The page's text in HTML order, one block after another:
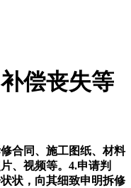
偿丧失等
合同、施工图纸、材料
、视频等。4.申请判
状，向其细致申明拆修